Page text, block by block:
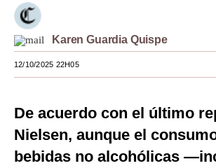
Mundo
EEUU
México
Internacional
Karen Guardia Quispe
12/10/2025 22H05
De acuerdo con el último
Nielsen, aunque el
bebidas no alcohólicas